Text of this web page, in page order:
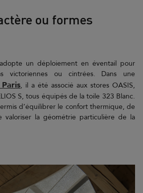
ou formes
un déploiement en éventail pour
victoriennes ou cintrées. Dans une
, il a été associé aux stores OASIS,
S, tous équipés de la toile 323 Blanc.
d’équilibrer le confort thermique, de
la géométrie particulière de la